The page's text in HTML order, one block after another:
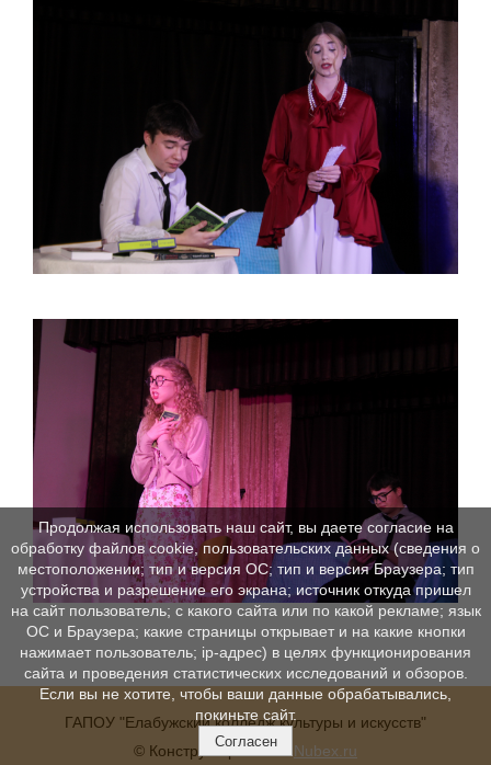
ГАПОУ "Елабужский колледж культуры и искусств"
© Конструктор сайтов Nubex.ru
Продолжая использовать наш сайт, вы даете согласие на
обработку файлов cookie, пользовательских данных (сведения о
местоположении; тип и версия ОС; тип и версия Браузера; тип
устройства и разрешение его экрана; источник откуда пришел
на сайт пользователь; с какого сайта или по какой рекламе; язык
ОС и Браузера; какие страницы открывает и на какие кнопки
нажимает пользователь; ip-адрес) в целях функционирования
сайта и проведения статистических исследований и обзоров.
Если вы не хотите, чтобы ваши данные обрабатывались,
покиньте сайт.
Согласен